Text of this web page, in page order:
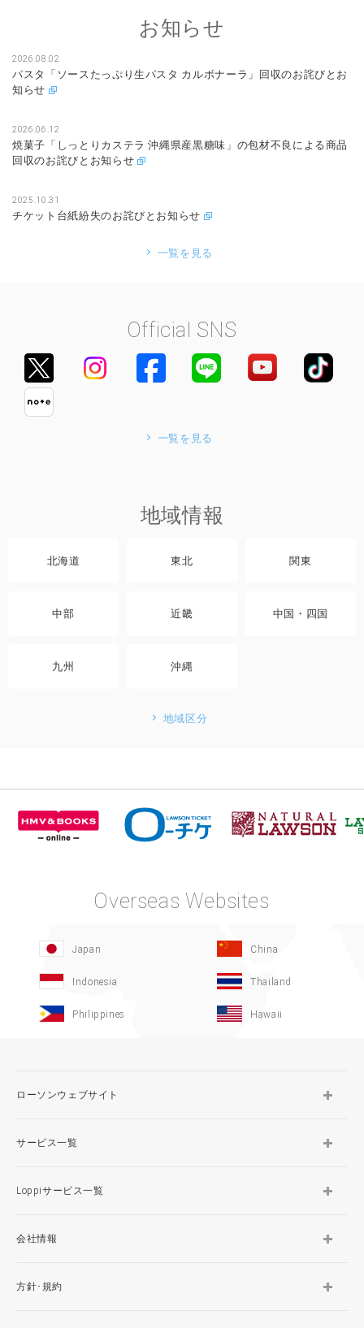
お知らせ
2026.08.02
パスタ「ソースたっぷり生パスタ カルボナーラ」回収のお詫びとお
知らせ
2026.06.12
焼菓子「しっとりカステラ 沖縄県産黒糖味」の包材不良による商品
回収のお詫びとお知らせ
2025.10.31
チケット台紙紛失のお詫びとお知らせ
一覧を見る
Official SNS
一覧を見る
地域情報
北海道 東北 関東
中部 近畿 中国・四国
九州 沖縄
地域区分
Overseas Websites
Japan China
Indonesia Thailand
Philippines Hawaii
ローソンウェブサイト
サービス一覧
Loppiサービス一覧
会社情報
方針･規約